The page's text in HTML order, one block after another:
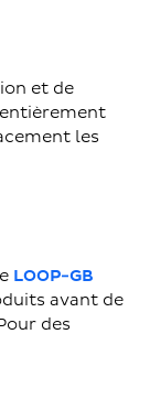
et de
entièrement
les
LOOP-GB
avant de
des